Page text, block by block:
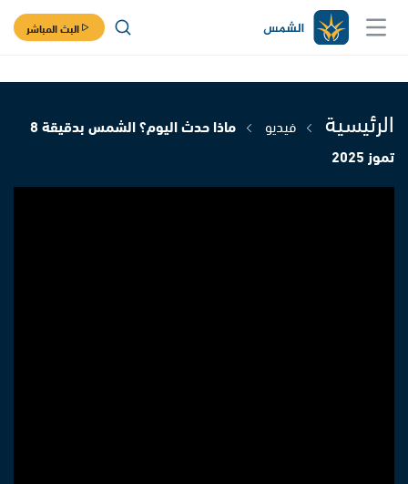
البث المباشر
الرئيسية فيديو
ماذا حدث اليوم؟ الشمس بدقيقة 8
تموز 2025